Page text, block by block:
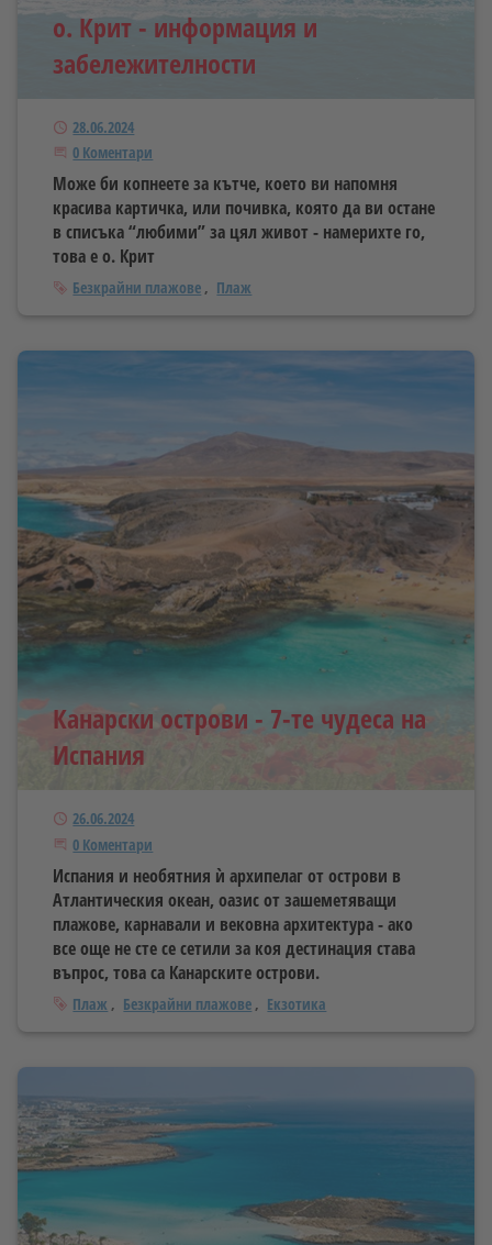
о. Крит - информация и
забележителности
Публикуван
28.06.2024
Започнете дискусията
0 Коментари
Може би копнеете за кътче, което ви напомня
красива картичка, или почивка, която да ви остане
в списъка “любими” за цял живот - намерихте го,
това е о. Крит
Тагове
Безкрайни плажове Плаж
Канарски острови - 7-те чудеса на
Испания
Публикуван
26.06.2024
Започнете дискусията
0 Коментари
Испания и необятния ѝ архипелаг от острови в
Атлантическия океан, оазис от зашеметяващи
плажове, карнавали и вековна архитектура - ако
все още не сте се сетили за коя дестинация става
въпрос, това са Канарските острови.
Тагове
Плаж Безкрайни плажове Екзотика